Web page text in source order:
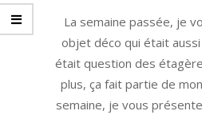
La semaine passée, je
objet déco qui était aussi
était question des
plus, ça fait partie de
semaine, je vous